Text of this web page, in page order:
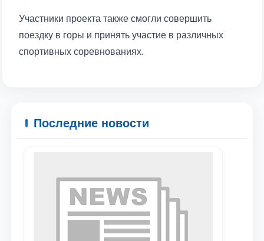
Ваше имя и фамилия
Участники проекта также смогли совершить
поездку в горы и принять участие в различных
спортивных соревнованиях.
Последние новости